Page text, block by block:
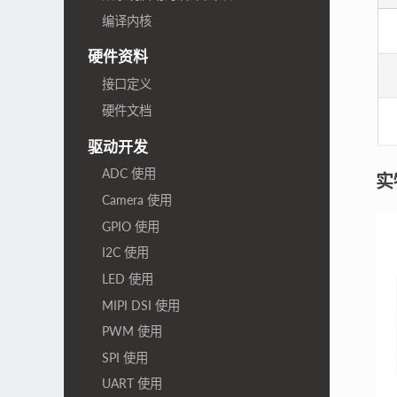
编译内核
硬件资料
接口定义
硬件文档
驱动开发
ADC 使用
Camera 使用
GPIO 使用
I2C 使用
LED 使用
MIPI DSI 使用
PWM 使用
SPI 使用
UART 使用